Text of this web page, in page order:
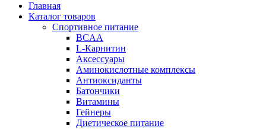
Главная
Каталог товаров
Спортивное питание
BCAA
L-Карнитин
Аксессуары
Аминокислотные комплексы
Антиоксиданты
Батончики
Витамины
Гейнеры
Диетическое питание